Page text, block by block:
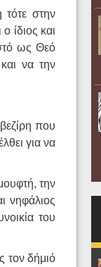
τότε στην
ίδιος και
ως Θεό
να την
που
για να
την
νηφάλιος
του
τον δήμιό